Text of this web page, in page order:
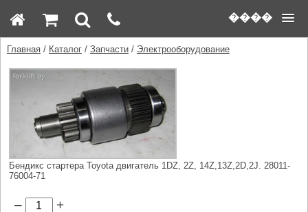
����
Главная/ Каталог/ Запчасти/ Электрооборудование
Бендикс стартера Toyota двигатель 1DZ, 2Z, 14Z,13Z,2D,2J. 28011-
76004-71
– +